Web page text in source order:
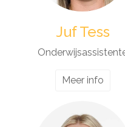
Juf Tess
Meer info